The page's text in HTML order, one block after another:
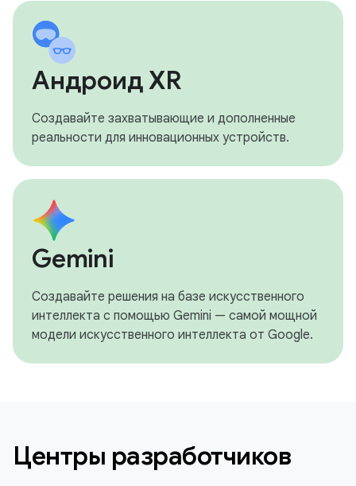
Андроид XR
Создавайте захватывающие и дополненные
реальности для инновационных устройств.
Gemini
Создавайте решения на базе искусственного
интеллекта с помощью Gemini — самой мощной
модели искусственного интеллекта от Google.
Центры разработчиков